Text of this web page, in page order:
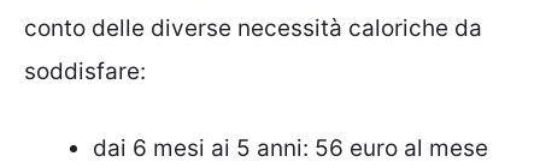
conto delle diverse necessità caloriche da
soddisfare:
dai 6 mesi ai 5 anni: 56 euro al mese